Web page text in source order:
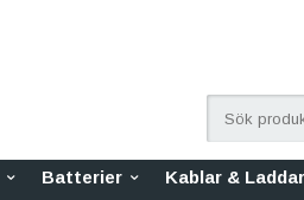
Batterier Kablar &